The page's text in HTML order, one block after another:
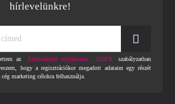
hírlevelünkre!
az Adatvédelmi nyilatkozat - GDPR
szabályzatban
hogy a regisztrációkor megadott adataim egy részét
marketing célokra felhasználja.